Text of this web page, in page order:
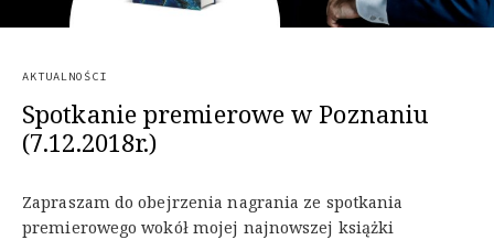
AKTUALNOŚCI
Spotkanie premierowe w Poznaniu
(7.12.2018r.)
Zapraszam do obejrzenia nagrania ze spotkania
premierowego wokół mojej najnowszej książki